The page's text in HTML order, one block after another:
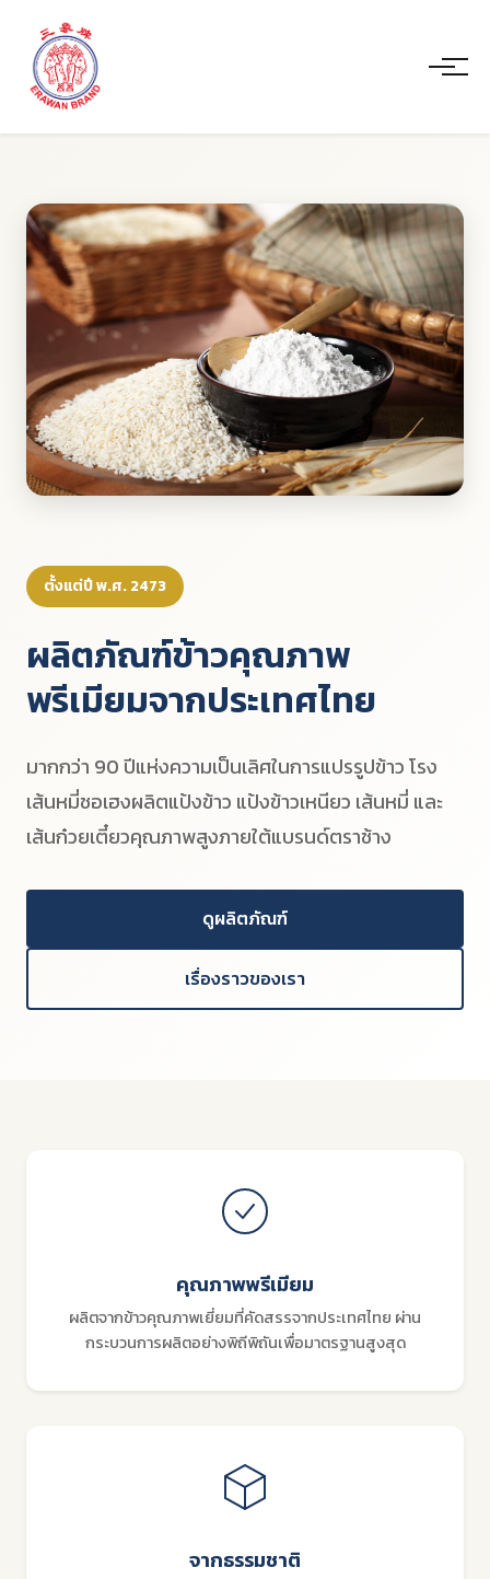
ตั้งแต่ปี พ.ศ. 2473
ผลิตภัณฑ์ข้าวคุณภาพ
พรีเมียมจากประเทศไทย
มากกว่า 90 ปีแห่งความเป็นเลิศในการแปรรูปข้าว โรง
เส้นหมี่ชอเฮงผลิตแป้งข้าว แป้งข้าวเหนียว เส้นหมี่ และ
เส้นก๋วยเตี๋ยวคุณภาพสูงภายใต้แบรนด์ตราช้าง
ดูผลิตภัณฑ์
เรื่องราวของเรา
คุณภาพพรีเมียม
ผลิตจากข้าวคุณภาพเยี่ยมที่คัดสรรจากประเทศไทย ผ่าน
กระบวนการผลิตอย่างพิถีพิถันเพื่อมาตรฐานสูงสุด
จากธรรมชาติ